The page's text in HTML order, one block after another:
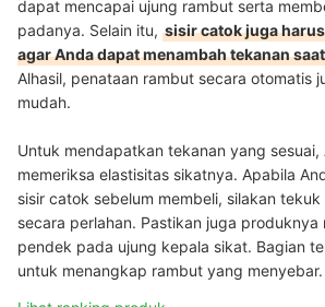
dapat mencapai ujung rambut serta
padanya. Selain itu, sisir catok juga
agar Anda dapat menambah tekanan
Alhasil, penataan rambut secara otomatis
mudah.
Untuk mendapatkan tekanan yang sesuai,
memeriksa elastisitas sikatnya. Apabila
sisir catok sebelum membeli, silakan
secara perlahan. Pastikan juga produknya
pendek pada ujung kepala sikat. Bagian
untuk menangkap rambut yang menyebar.